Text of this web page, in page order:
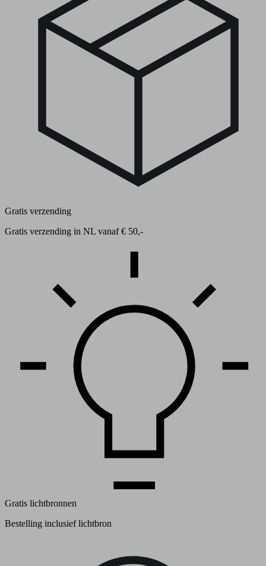
Gratis verzending
Gratis verzending in NL vanaf € 50,-
Gratis lichtbronnen
Bestelling inclusief lichtbron